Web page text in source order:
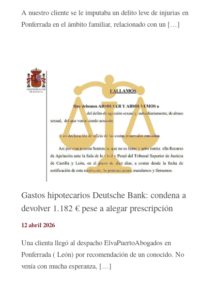
A nuestro cliente se le imputaba un delito leve de injurias en
Ponferrada en el ámbito familiar, relacionado con un […]
Gastos hipotecarios Deutsche Bank: condena a
devolver 1.182 € pese a alegar prescripción
12 abril 2026
Una clienta llegó al despacho ElvaPuertoAbogados en
Ponferrada ( León) por recomendación de un conocido. No
venía con mucha esperanza, […]